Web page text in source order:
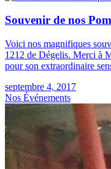
Souvenir de nos
Voici nos magnifiques
1212 de Dégelis. Merci à
pour son extraordinaire
septembre 4, 2017
Nos Événements